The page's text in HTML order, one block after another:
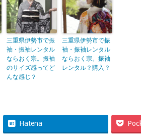
三重県伊勢市で振
袖・振袖レンタル
ならおく宗。振袖
のサイズ感ってど
んな感じ？
三重県伊勢市で振
袖・振袖レンタル
ならおく宗。振袖
レンタル？購入？
Hatena